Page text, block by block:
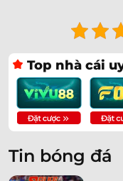
Top nhà cái
Tin bóng đá